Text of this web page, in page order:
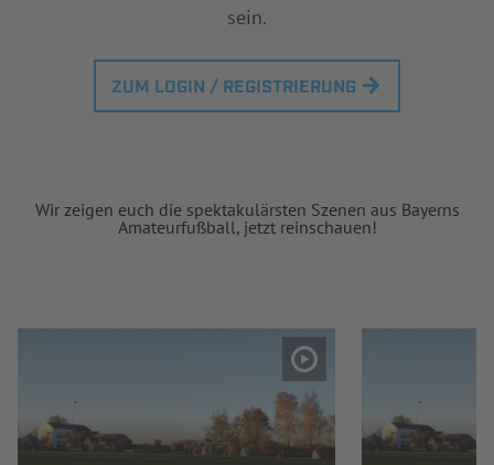
sein.
ZUM LOGIN / REGISTRIERUNG
Wir zeigen euch die spektakulärsten Szenen aus Bayerns
Amateurfußball, jetzt reinschauen!